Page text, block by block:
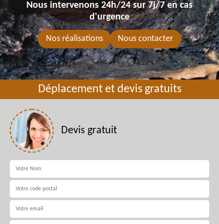
Nous intervenons 24h/24 sur 7j/7 en cas
d'urgence
Nos réalisations Nous contacter
Déplacement et devis gratuits
Devis gratuit